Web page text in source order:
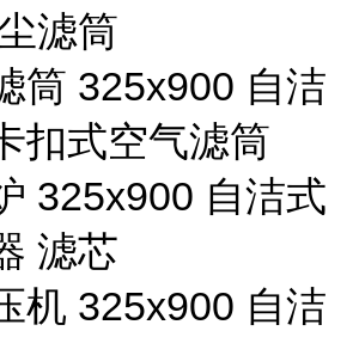
滤筒
筒 325x900 自洁
扣式空气滤筒
325x900 自洁式
滤芯
机 325x900 自洁